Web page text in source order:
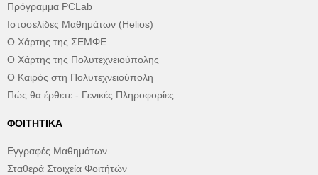
Πρόγραμμα PCLab
Ιστοσελίδες Μαθημάτων (Helios)
Ο Χάρτης της ΣΕΜΦΕ
Ο Χάρτης της Πολυτεχνειούπολης
Ο Καιρός στη Πολυτεχνειούπολη
Πώς θα έρθετε - Γενικές Πληροφορίες
ΦΟΙΤΗΤΙΚΆ
Εγγραφές Μαθημάτων
Σταθερά Στοιχεία Φοιτήτών